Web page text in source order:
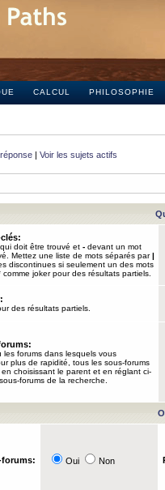
CALCUL PHILOSOPHIE
| Voir les sujets actifs
doit être trouvé et - devant un mot
Mettez une liste de mots séparés par|
discontinues si seulement un des mots
joker pour des résultats partiels.
des résultats partiels.
les forums dans lesquels vous
plus de rapidité, tous les sous-forums
choisissant le parent et en réglant ci-
forums de la recherche.
forums: Oui Non